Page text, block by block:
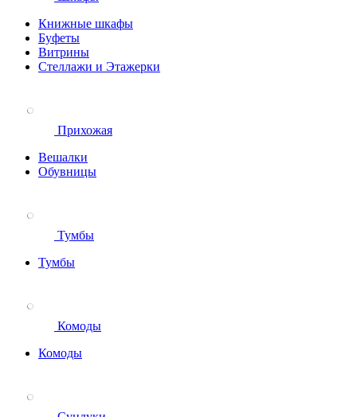
Книжные шкафы
Буфеты
Витрины
Стеллажи и Этажерки
Прихожая
Вешалки
Обувницы
Тумбы
Тумбы
Комоды
Комоды